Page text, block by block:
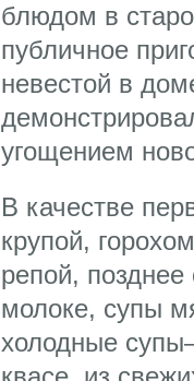
блюдом в
публичное
невестой в
угощением
В качестве
крупой,
репой,
молоке, супы
холодные